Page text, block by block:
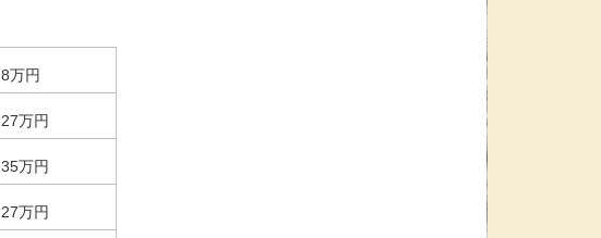
8万円
27万円
35万円
27万円